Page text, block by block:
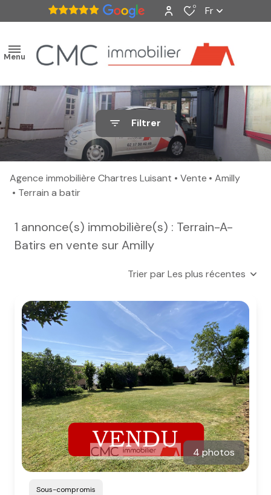
0 Fr
Menu
accueil
ventes
biens
estimation
notre
agence
nos
honoraires
contact
Filtrer
Agence immobilière Chartres Luisant Vente
Amilly
Terrain a batir
1 annonce(s) immobilière(s) : Terrain-A-
Batirs en vente sur Amilly
Trier par Les plus récentes
4 photos
Sous-compromis